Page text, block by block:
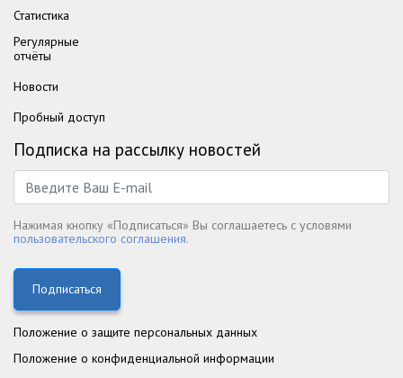
Статистика
Регулярные
отчёты
Новости
Пробный доступ
Подписка на рассылку новостей
Нажимая кнопку «Подписаться» Вы соглашаетесь с условями
пользовательского соглашения.
Подписаться
Положение о защите персональных данных
Положение о конфиденциальной информации